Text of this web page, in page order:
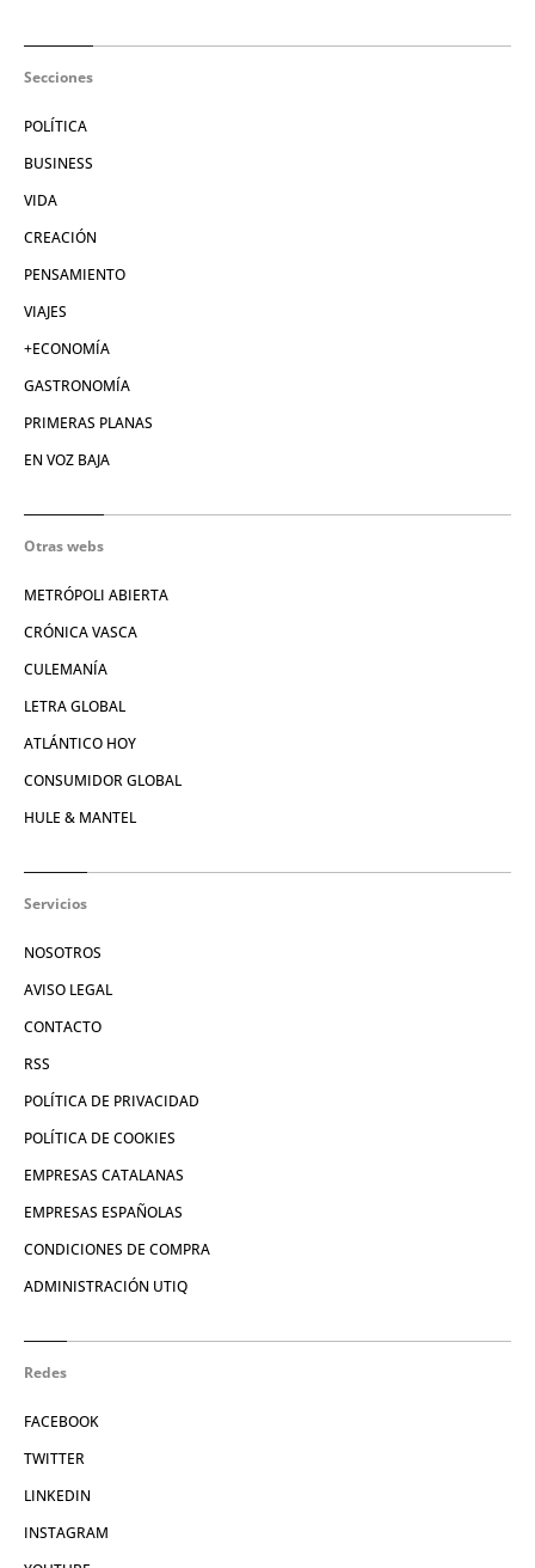
Secciones
POLÍTICA
BUSINESS
VIDA
CREACIÓN
PENSAMIENTO
VIAJES
+ECONOMÍA
GASTRONOMÍA
PRIMERAS PLANAS
EN VOZ BAJA
Otras webs
METRÓPOLI ABIERTA
CRÓNICA VASCA
CULEMANÍA
LETRA GLOBAL
ATLÁNTICO HOY
CONSUMIDOR GLOBAL
HULE & MANTEL
Servicios
NOSOTROS
AVISO LEGAL
CONTACTO
RSS
POLÍTICA DE PRIVACIDAD
POLÍTICA DE COOKIES
EMPRESAS CATALANAS
EMPRESAS ESPAÑOLAS
CONDICIONES DE COMPRA
ADMINISTRACIÓN UTIQ
Redes
FACEBOOK
TWITTER
LINKEDIN
INSTAGRAM